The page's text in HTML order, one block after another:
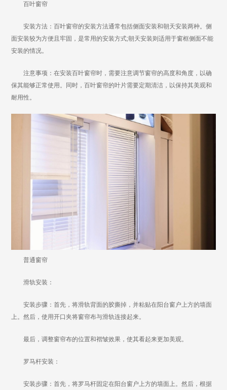
百叶窗帘
安装方法：百叶窗帘的安装方法通常包括侧面安装和朝天安装两种。侧
面安装较为方便且牢固，是常用的安装方式;朝天安装则适用于窗框侧面不能
安装的情况。
注意事项：在安装百叶窗帘时，需要注意调节窗帘的高度和角度，以确
保其能够正常使用。同时，百叶窗帘的叶片需要定期清洁，以保持其美观和
耐用性。
普通窗帘
滑轨安装：
安装步骤：首先，将滑轨背面的胶撕掉，并粘贴在阳台窗户上方的墙面
上。然后，使用开口夹将窗帘布与滑轨连接起来。
最后，调整窗帘布的位置和褶皱效果，使其看起来更加美观。
罗马杆安装：
安装步骤：首先，将罗马杆固定在阳台窗户上方的墙面上。然后，根据